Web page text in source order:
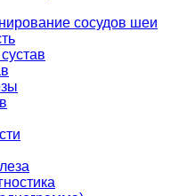
сосудов шеи